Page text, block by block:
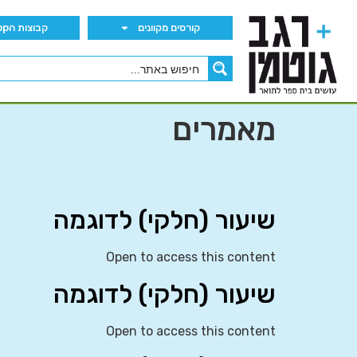
קורסים מקוונים קבוצות הWhatsApp
מאמרים
שיעור (חלקי) לדוגמה
Open to access this content
שיעור (חלקי) לדוגמה
Open to access this content